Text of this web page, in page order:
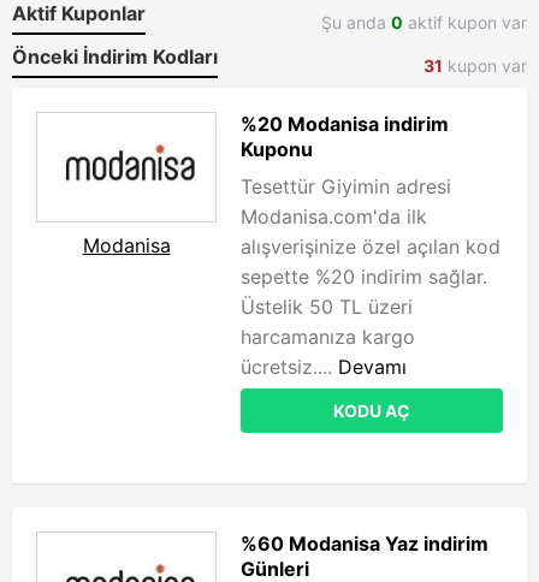
Aktif Kuponlar Şu anda 0 aktif kupon var
Önceki İndirim Kodları 31 kupon var
Modanisa
%20 Modanisa indirim
Kuponu
Tesettür Giyimin adresi
Modanisa.com'da ilk
alışverişinize özel açılan kod
sepette %20 indirim sağlar.
Üstelik 50 TL üzeri
harcamanıza kargo
ücretsiz.... Devamı
KODU AÇ
%60 Modanisa Yaz indirim
Günleri